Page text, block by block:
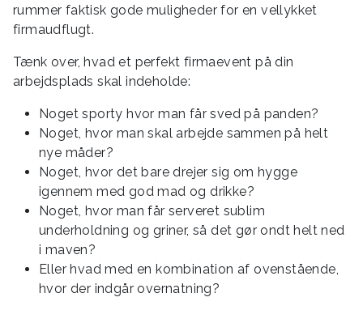
rummer faktisk gode muligheder for en vellykket
firmaudflugt.
Tænk over, hvad et perfekt firmaevent på din
arbejdsplads skal indeholde:
Noget sporty hvor man får sved på panden?
Noget, hvor man skal arbejde sammen på helt
nye måder?
Noget, hvor det bare drejer sig om hygge
igennem med god mad og drikke?
Noget, hvor man får serveret sublim
underholdning og griner, så det gør ondt helt ned
i maven?
Eller hvad med en kombination af ovenstående,
hvor der indgår overnatning?